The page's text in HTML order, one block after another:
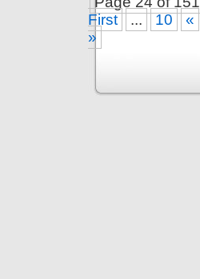
First
... 10 «
»